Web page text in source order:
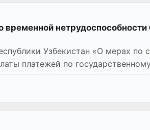
временной нетрудоспособности
Узбекистан «О мерах по
платежей по
03.11.2025...